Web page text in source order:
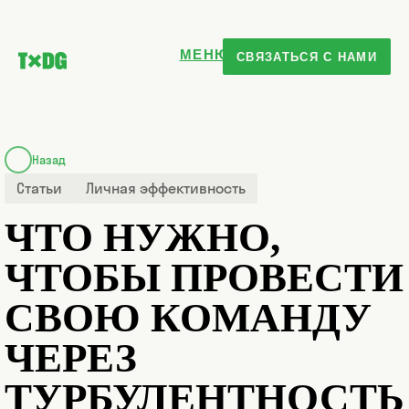
МЕНЮ СВЯЗАТЬСЯ С НАМИ
Назад
Статьи Личная эффективность
ЧТО НУЖНО,
ЧТОБЫ ПРОВЕСТИ
СВОЮ КОМАНДУ
ЧЕРЕЗ
ТУРБУЛЕНТНОСТЬ